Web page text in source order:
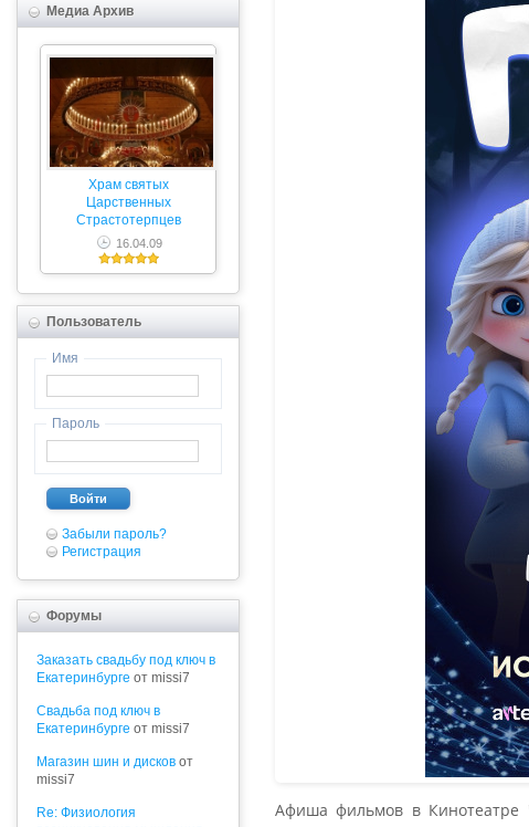
Медиа Архив
Храм святых
Царственных
Страстотерпцев
16.04.09
Пользователь
Имя
Пароль
Войти
Забыли пароль?
Регистрация
Форумы
Заказать свадьбу под ключ в
Екатеринбурге от missi7
Cвадьба под ключ в
Екатеринбурге от missi7
Магазин шин и дисков от
missi7
Re: Физиология
Афиша фильмов в Кинотеатре